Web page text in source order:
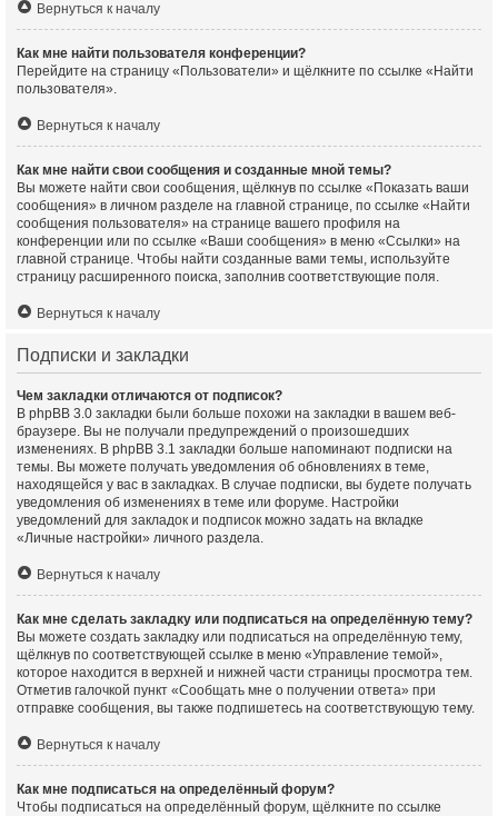
Вернуться к началу
Как мне найти пользователя конференции?
Перейдите на страницу «Пользователи» и щёлкните по ссылке «Найти
пользователя».
Вернуться к началу
Как мне найти свои сообщения и созданные мной темы?
Вы можете найти свои сообщения, щёлкнув по ссылке «Показать ваши
сообщения» в личном разделе на главной странице, по ссылке «Найти
сообщения пользователя» на странице вашего профиля на
конференции или по ссылке «Ваши сообщения» в меню «Ссылки» на
главной странице. Чтобы найти созданные вами темы, используйте
страницу расширенного поиска, заполнив соответствующие поля.
Вернуться к началу
Подписки и закладки
Чем закладки отличаются от подписок?
В phpBB 3.0 закладки были больше похожи на закладки в вашем веб-
браузере. Вы не получали предупреждений о произошедших
изменениях. В phpBB 3.1 закладки больше напоминают подписки на
темы. Вы можете получать уведомления об обновлениях в теме,
находящейся у вас в закладках. В случае подписки, вы будете получать
уведомления об изменениях в теме или форуме. Настройки
уведомлений для закладок и подписок можно задать на вкладке
«Личные настройки» личного раздела.
Вернуться к началу
Как мне сделать закладку или подписаться на определённую тему?
Вы можете создать закладку или подписаться на определённую тему,
щёлкнув по соответствующей ссылке в меню «Управление темой»,
которое находится в верхней и нижней части страницы просмотра тем.
Отметив галочкой пункт «Сообщать мне о получении ответа» при
отправке сообщения, вы также подпишетесь на соответствующую тему.
Вернуться к началу
Как мне подписаться на определённый форум?
Чтобы подписаться на определённый форум, щёлкните по ссылке